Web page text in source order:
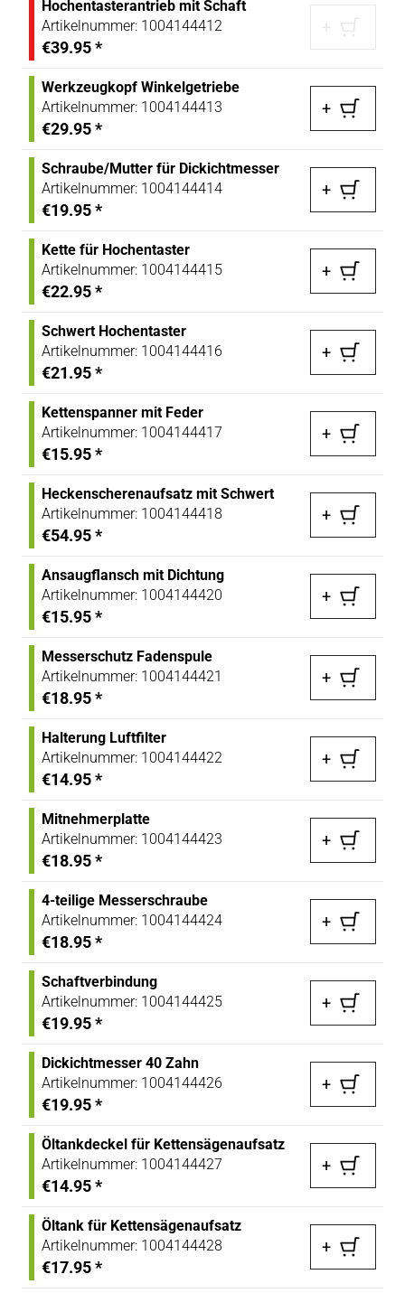
Hochentasterantrieb mit Schaft
Artikelnummer: 1004144412
€39.95*
Werkzeugkopf Winkelgetriebe
Artikelnummer: 1004144413
€29.95*
+
Schraube/Mutter für Dickichtmesser
Artikelnummer: 1004144414
€19.95*
+
Kette für Hochentaster
Artikelnummer: 1004144415
€22.95*
+
Schwert Hochentaster
Artikelnummer: 1004144416
€21.95*
+
Kettenspanner mit Feder
Artikelnummer: 1004144417
€15.95*
+
Heckenscherenaufsatz mit Schwert
Artikelnummer: 1004144418
€54.95*
+
Ansaugflansch mit Dichtung
Artikelnummer: 1004144420
€15.95*
+
Messerschutz Fadenspule
Artikelnummer: 1004144421
€18.95*
+
Halterung Luftfilter
Artikelnummer: 1004144422
€14.95*
+
Mitnehmerplatte
Artikelnummer: 1004144423
€18.95*
+
4-teilige Messerschraube
Artikelnummer: 1004144424
€18.95*
+
Schaftverbindung
Artikelnummer: 1004144425
€19.95*
+
Dickichtmesser 40 Zahn
Artikelnummer: 1004144426
€19.95*
+
Öltankdeckel für Kettensägenaufsatz
Artikelnummer: 1004144427
€14.95*
+
Öltank für Kettensägenaufsatz
Artikelnummer: 1004144428
€17.95*
+